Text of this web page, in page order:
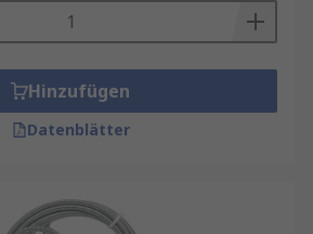
Hinzufügen
Datenblätter